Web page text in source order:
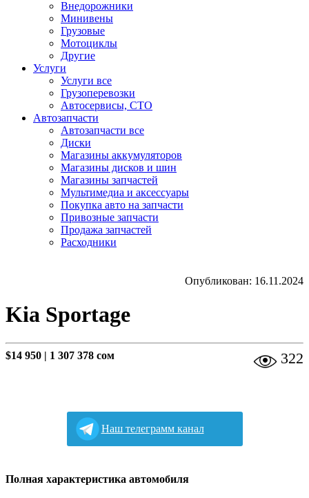
Внедорожники
Минивены
Грузовые
Мотоциклы
Другие
Услуги
Услуги все
Грузоперевозки
Автосервисы, СТО
Автозапчасти
Автозапчасти все
Диски
Магазины аккумуляторов
Магазины дисков и шин
Магазины запчастей
Мультимедиа и аксессуары
Покупка авто на запчасти
Привозные запчасти
Продажа запчастей
Расходники
Опубликован: 16.11.2024
Kia Sportage
$14 950 | 1 307 378 сом 322
Наш телеграмм канал
Полная характеристика автомобиля